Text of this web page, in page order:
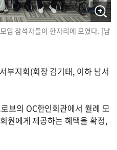
임 참석자들이 한자리에 모였다. [남
부지회(회장 김기태, 이하 남서
브의 OC한인회관에서 월례 모
원에게 제공하는 혜택을 확정,